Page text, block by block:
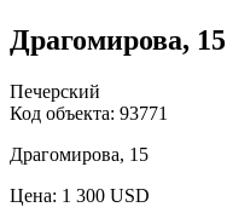
Драгомирова, 15
Печерский
Код объекта: 93771
Драгомирова, 15
Цена: 1 300 USD